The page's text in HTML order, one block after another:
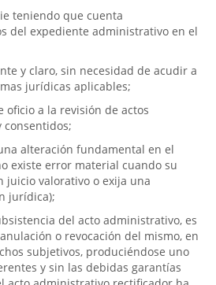
teniendo que cuenta
del expediente administrativo en el
y claro, sin necesidad de acudir a
jurídicas aplicables;
oficio a la revisión de actos
alteración fundamental en el
existe error material cuando su
valorativo o exija una
jurídica);
del acto administrativo, es
o revocación del mismo, en
subjetivos, produciéndose uno
y sin las debidas garantías